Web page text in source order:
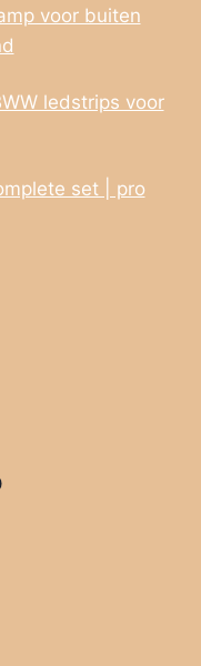
voor buiten
ledstrips voor
set | pro